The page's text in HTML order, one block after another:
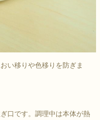
い移りや色移りを防ぎま
口です。調理中は本体が熱